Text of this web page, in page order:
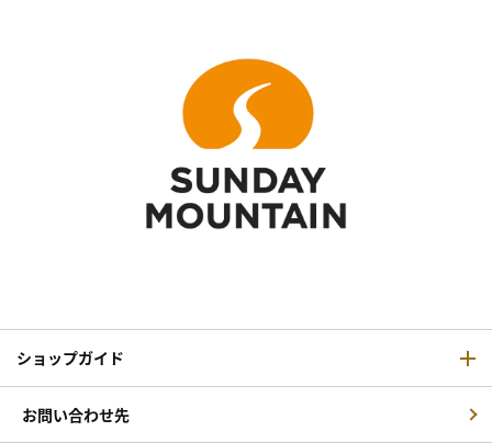
ショップガイド
お問い合わせ先